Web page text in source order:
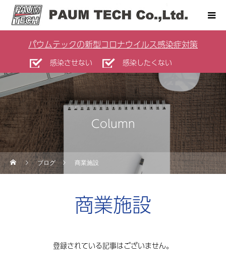
パウムテックの新型コロナウイルス感染症対策
感染させない 感染したくない
Column
ブログ 商業施設
商業施設
登録されている記事はございません。